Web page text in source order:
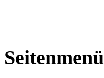
Seitenmenü